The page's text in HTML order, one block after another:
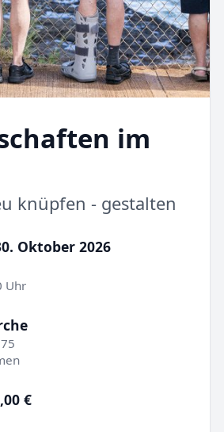
im
knüpfen - gestalten
Oktober 2026
Uhr
€